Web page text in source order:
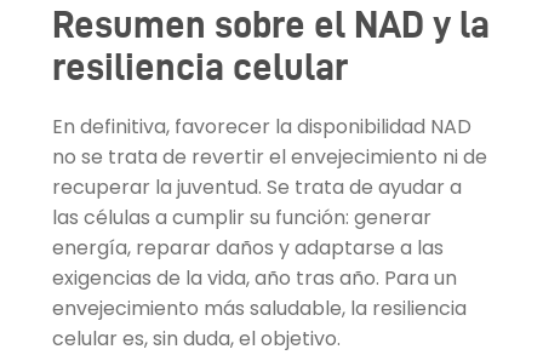
Resumen sobre el NAD y la
resiliencia celular
En definitiva, favorecer la disponibilidad NAD
no se trata de revertir el envejecimiento ni de
recuperar la juventud. Se trata de ayudar a
las células a cumplir su función: generar
energía, reparar daños y adaptarse a las
exigencias de la vida, año tras año. Para un
envejecimiento más saludable, la resiliencia
celular es, sin duda, el objetivo.